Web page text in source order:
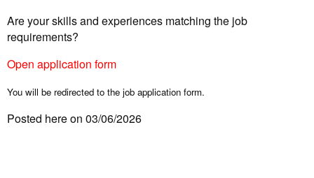
Are your skills and experiences matching the job
requirements?
Open application form
You will be redirected to the job application form.
Posted here on 03/06/2026